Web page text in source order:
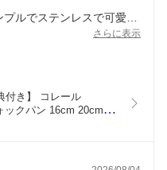
ルでステンレスで可愛い
さらに表示
付き】 コレール
ックパン 16cm 20cm